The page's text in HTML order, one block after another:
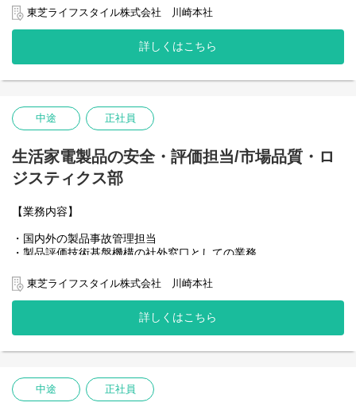
います。
当社の人事オペレーションの理解を図るとともに、人事的側面か
らのビジネス貢献を果たしていただきます。
・組織/配置/評価/労務労政等の人事運用
・人事運用の生産性向上に向けた課題特定、改善活動
トいたします。
・ジョブ型人事制度
・評価制度
・福利厚生制度
【採用背景】
世界2位の白物家電メーカーであるMideaグループ（中国本社）と
のシナジーを加速し、東芝白物家電の事業拡大させるため、人事
処遇制度改革および人事オペレーションのビジネス貢献は重要課
題の一つ。改革スピードを上げるため、人員強化を行います。
東芝ライフスタイル株式会社 川崎本社
詳しくはこちら
中途 正社員
生活家電製品の安全・評価担当/市場品質・ロ
ジスティクス部
【業務内容】
・国内外の製品事故管理担当
・製品評価技術基盤機構の社外窓口としての業務
施状況を管理する業務
東芝ライフスタイル株式会社 川崎本社
詳しくはこちら
中途 正社員